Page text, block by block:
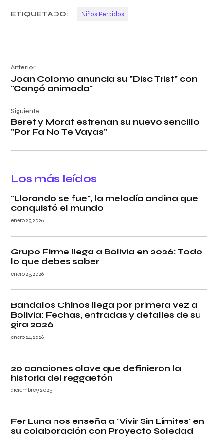
ETIQUETADO: Niños Perdidos
de
entradas
Anterior
Joan Colomo anuncia su "Disc Trist" con
"Cançó animada"
Siguiente
Beret y Morat estrenan su nuevo sencillo
"Por Fa No Te Vayas"
Los más leídos
"Llorando se fue", la melodía andina que
conquistó el mundo
enero 25, 2026
Grupo Firme llega a Bolivia en 2026: Todo
lo que debes saber
enero 25, 2026
Bandalos Chinos llega por primera vez a
Bolivia: Fechas, entradas y detalles de su
gira 2026
enero 24, 2026
20 canciones clave que definieron la
historia del reggaetón
diciembre 9, 2025
Fer Luna nos enseña a 'Vivir Sin Límites' en
su colaboración con Proyecto Soledad